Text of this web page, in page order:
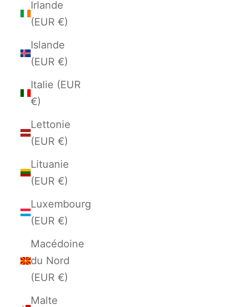
Irlande
(EUR €)
Islande
(EUR €)
Italie (EUR
€)
Lettonie
(EUR €)
Lituanie
(EUR €)
Luxembourg
(EUR €)
Macédoine
du Nord
(EUR €)
Malte